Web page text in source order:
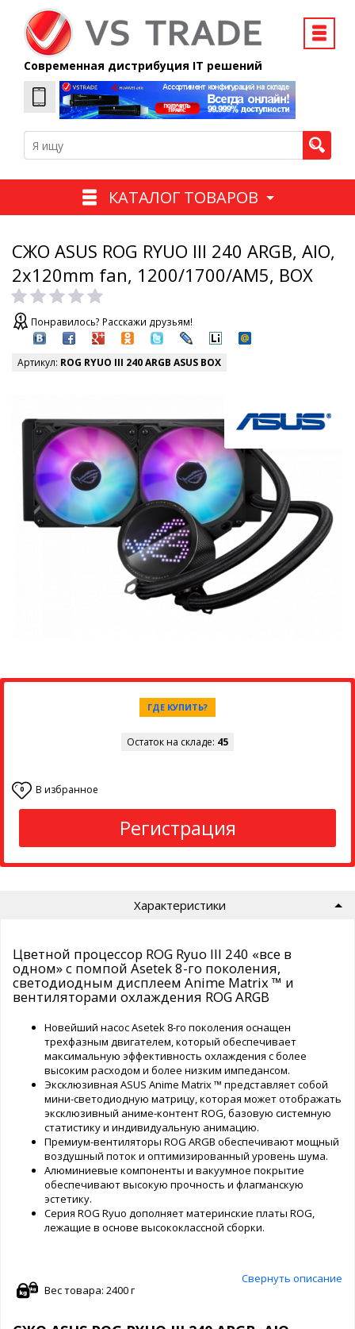
Современная дистрибуция IT решений
КАТАЛОГ ТОВАРОВ
СЖО ASUS ROG RYUO III 240 ARGB, AIO,
2x120mm fan, 1200/1700/AM5, BOX
Понравилось? Расскажи друзьям!
Артикул: ROG RYUO III 240 ARGB ASUS BOX
ГДЕ КУПИТЬ?
Остаток на складе: 45
0 В избранное
Регистрация
Характеристики
Цветной процессор ROG Ryuo III 240 «все в
одном» с помпой Asetek 8-го поколения,
светодиодным дисплеем Anime Matrix ™ и
вентиляторами охлаждения ROG ARGB
Новейший насос Asetek 8-го поколения оснащен
трехфазным двигателем, который обеспечивает
максимальную эффективность охлаждения с более
высоким расходом и более низким импедансом.
Эксклюзивная ASUS Anime Matrix ™ представляет собой
мини-светодиодную матрицу, которая может отображать
эксклюзивный аниме-контент ROG, базовую системную
статистику и индивидуальную анимацию.
Премиум-вентиляторы ROG ARGB обеспечивают мощный
воздушный поток и оптимизированный уровень шума.
Алюминиевые компоненты и вакуумное покрытие
обеспечивают высокую прочность и флагманскую
эстетику.
Серия ROG Ryuo дополняет материнские платы ROG,
лежащие в основе высококлассной сборки.
Свернуть описание
Вес товара: 2400 г